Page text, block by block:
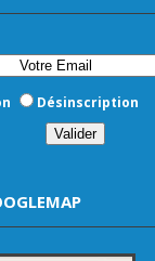
Désinscription